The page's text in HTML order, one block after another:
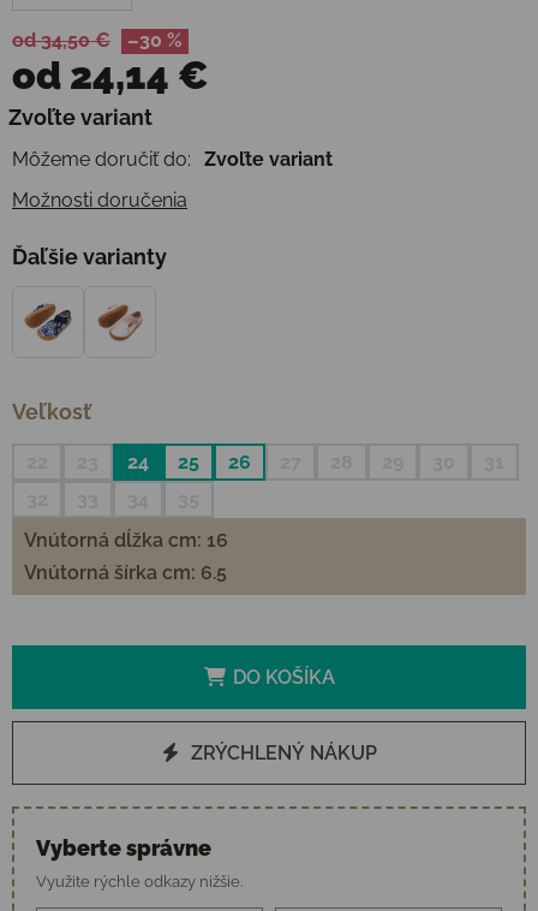
od 34,50 € –30 %
od 24,14 €
Jednotková cena:
Zvoľte variant
Môžeme doručiť do:
Zvoľte variant
Možnosti doručenia
Ďaľšie varianty
Veľkosť
24 25 26
Vnútorná dĺžka cm: 16
Vnútorná šírka cm: 6.5
DO KOŠÍKA
ZRÝCHLENÝ NÁKUP
Vyberte správne
Využite rýchle odkazy nižšie.